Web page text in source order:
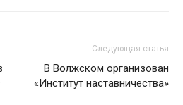
Следующая статья
В Волжском организован
«Институт наставничества»